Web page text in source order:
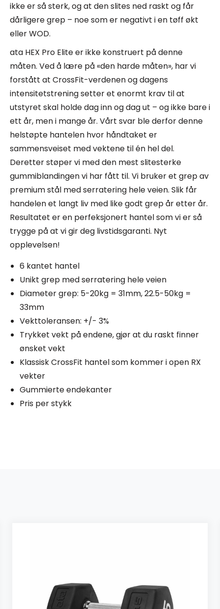
ikke er så sterk, og at den slites ned raskt og får
dårligere grep – noe som er negativt i en tøff økt
eller WOD.
ata HEX Pro Elite er ikke konstruert på denne
måten. Ved å lære på «den harde måten», har vi
forstått at CrossFit-verdenen og dagens
intensitetstrening setter et enormt krav til at
utstyret skal holde dag inn og dag ut – og ikke bare i
ett år, men i mange år. Vårt svar ble derfor denne
helstøpte hantelen hvor håndtaket er
sammensveiset med vektene til én hel del.
Deretter støper vi med den mest slitesterke
gummiblandingen vi har fått til. Vi bruker et grep av
premium stål med serratering hele veien. Slik får
handelen et langt liv med like godt grep år etter år.
Resultatet er en perfeksjonert hantel som vi er så
trygge på at vi gir deg livstidsgaranti. Nyt
opplevelsen!
6 kantet hantel
Unikt grep med serratering hele veien
Diameter grep: 5-20kg = 31mm, 22.5-50kg =
33mm
Vekttoleransen: +/- 3%
Trykket vekt på endene, gjør at du raskt finner
ønsket vekt
Klassisk CrossFit hantel som kommer i open RX
vekter
Gummierte endekanter
Pris per stykk